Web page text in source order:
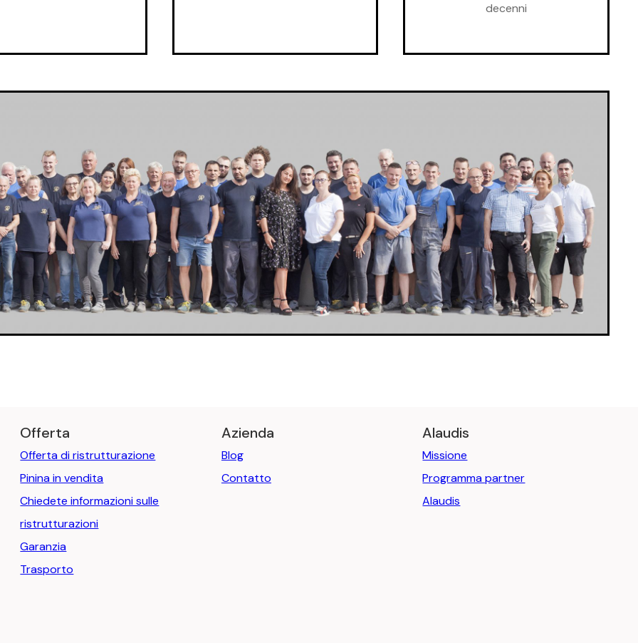
decenni
Offerta
Offerta di ristrutturazione
Pinina in vendita
Chiedete informazioni sulle
ristrutturazioni
Garanzia
Trasporto
Azienda
Blog
Contatto
Alaudis
Missione
Programma partner
Alaudis